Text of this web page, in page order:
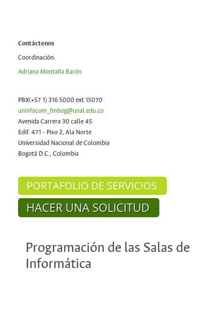
Contáctenos
Coordinación:
Adriana Montaña Barón
PBX(+57 1) 316 5000 ext 15070
uninfocom_fmbog@unal.edu.co
Avenida Carrera 30 calle 45
Edif. 471 - Piso 2, Ala Norte
Universidad Nacional de Colombia
Bogotá D.C., Colombia
Programación de las Salas de
Informática